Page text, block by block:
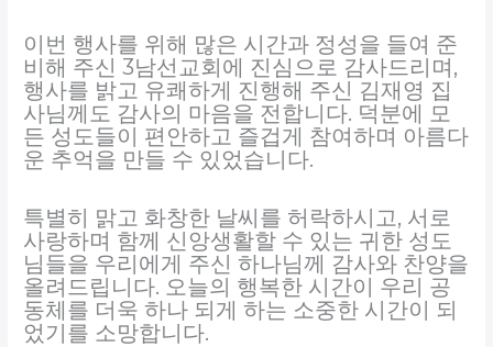
이번 행사를 위해 많은 시간과 정성을 들여 준
비해 주신 3남선교회에 진심으로 감사드리며,
행사를 밝고 유쾌하게 진행해 주신 김재영 집
사님께도 감사의 마음을 전합니다. 덕분에 모
든 성도들이 편안하고 즐겁게 참여하며 아름다
운 추억을 만들 수 있었습니다.
특별히 맑고 화창한 날씨를 허락하시고, 서로
사랑하며 함께 신앙생활할 수 있는 귀한 성도
님들을 우리에게 주신 하나님께 감사와 찬양을
올려드립니다. 오늘의 행복한 시간이 우리 공
동체를 더욱 하나 되게 하는 소중한 시간이 되
었기를 소망합니다.